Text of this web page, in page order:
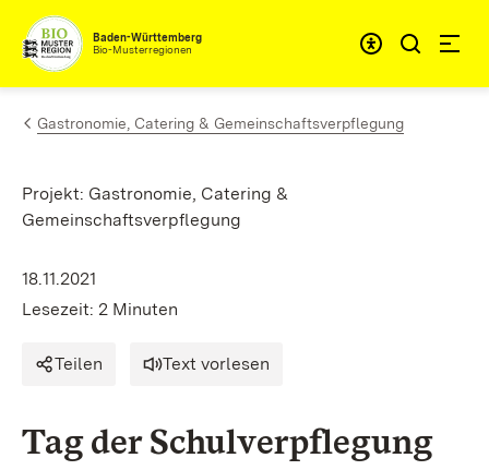
Zum Inhalt springen
Baden-Württemberg
Bio-Musterregionen
Gastronomie, Catering & Gemeinschaftsverpflegung
Projekt: Gastronomie, Catering &
Gemeinschaftsverpflegung
18.11.2021
Lesezeit: 2 Minuten
Teilen Text vorlesen
Tag der Schulverpflegung